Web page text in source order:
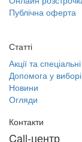
Публічна оферта
Статті
Акції та
Допомога у виборі
Новини
Огляди
Контакти
Call-центр